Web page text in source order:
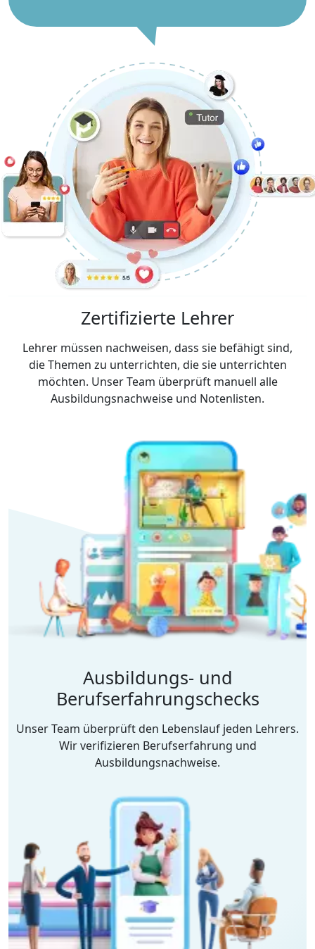
Zertifizierte Lehrer
Lehrer müssen nachweisen, dass sie befähigt sind,
die Themen zu unterrichten, die sie unterrichten
möchten. Unser Team überprüft manuell alle
Ausbildungsnachweise und Notenlisten.
Ausbildungs- und
Berufserfahrungschecks
Unser Team überprüft den Lebenslauf jeden Lehrers.
Wir verifizieren Berufserfahrung und
Ausbildungsnachweise.